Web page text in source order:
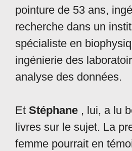
pointure de 53 ans,
recherche dans un
spécialiste en
ingénierie des
analyse des données.
Et Stéphane , lui, a lu
livres sur le sujet. La
femme pourrait en